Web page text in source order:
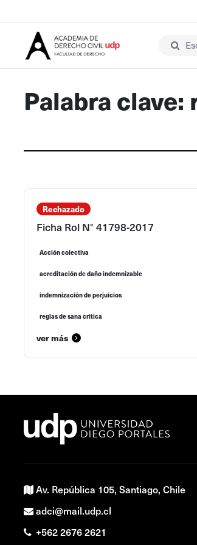
Palabra
Rechazado
Ficha Rol N° 41798-2017
Acción colectiva
acreditación de daño indemnizable
indemnización de perjuicios
reglas de sana crítica
ver más
Av. República 105, Santiago, Chile
adci@mail.udp.cl
+562 2676 2621